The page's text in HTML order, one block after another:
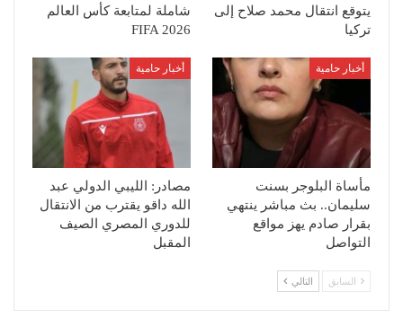
يتوقع انتقال محمد صلاح إلى
تركيا
شاملة لمتابعة كأس العالم
FIFA 2026
أخبار حامية
مأساة البلوجر بسنت
سليمان.. بث مباشر ينتهي
بقرار صادم يهز مواقع
التواصل
أخبار حامية
مصادر: الليبي الدولي عبد
الله داقو يقترب من الانتقال
للدوري المصري الصيف
المقبل
السابق التالي